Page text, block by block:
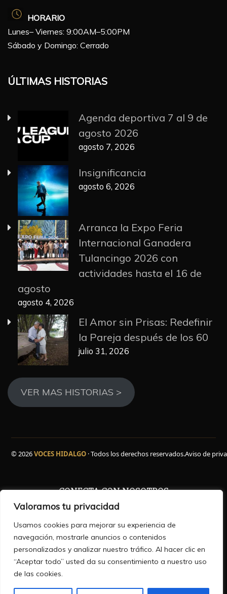
Valoramos tu privacidad
Usamos cookies para mejorar su experiencia de
navegación, mostrarle anuncios o contenidos
personalizados y analizar nuestro tráfico. Al hacer clic en
“Aceptar todo” usted da su consentimiento a nuestro uso
de las cookies.
HORARIO
Lunes– Viernes: 9:00AM–5:00PM
Sábado y Domingo: Cerrado
ÚLTIMAS HISTORIAS
Agenda deportiva 7 al 9 de
agosto 2026
agosto 7, 2026
Insignificancia
agosto 6, 2026
Arranca la Expo Feria
Internacional Ganadera
Tulancingo 2026 con
actividades hasta el 16 de
agosto
agosto 4, 2026
El Amor sin Prisas: Redefinir
la Pareja después de los 60
julio 31, 2026
VER MAS HISTORIAS >
© 2026VOCES HIDALGO · Todos los derechos reservados.Aviso de
CONECTA CON NOSOTROS
Facebook
WhatsApp
Instagram
YouTube
TikTok
X
HISTORIAS QUE INFORMAN ,VOCES QUE INSPIRAN